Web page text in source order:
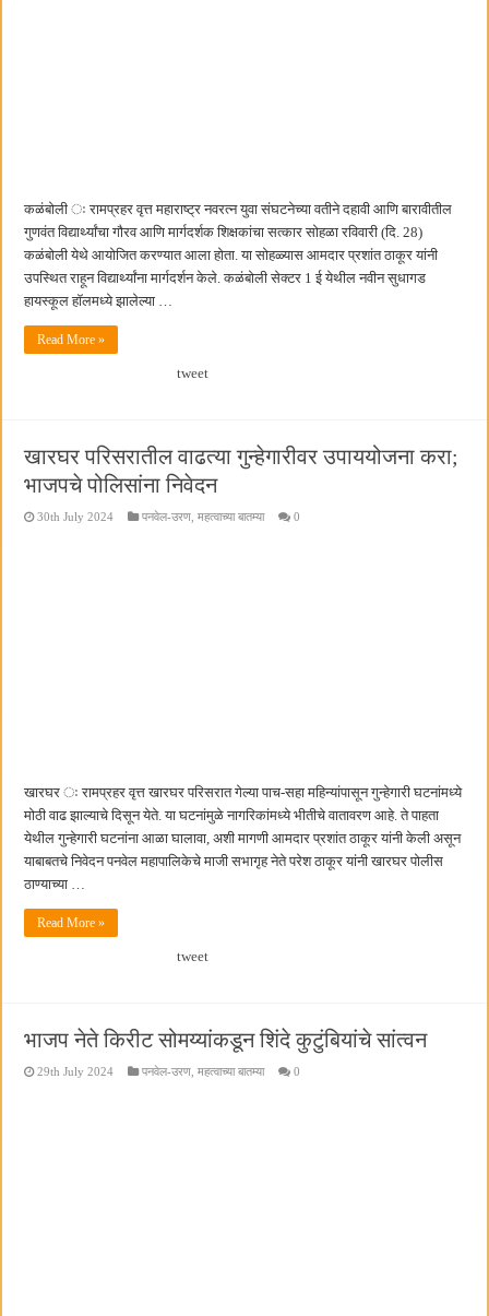
कळंबोली ः रामप्रहर वृत्त महाराष्ट्र नवरत्न युवा संघटनेच्या वतीने दहावी आणि बारावीतील
गुणवंत विद्यार्थ्यांचा गौरव आणि मार्गदर्शक शिक्षकांचा सत्कार सोहळा रविवारी (दि. 28)
कळंबोली येथे आयोजित करण्यात आला होता. या सोहळ्यास आमदार प्रशांत ठाकूर यांनी
उपस्थित राहून विद्यार्थ्यांना मार्गदर्शन केले. कळंबोली सेक्टर 1 ई येथील नवीन सुधागड
हायस्कूल हॉलमध्ये झालेल्या …
Read More »
tweet
खारघर परिसरातील वाढत्या गुन्हेगारीवर उपाययोजना करा;
भाजपचे पोलिसांना निवेदन
30th July 2024 पनवेल-उरण,महत्वाच्या बातम्या 0
खारघर ः रामप्रहर वृत्त खारघर परिसरात गेल्या पाच-सहा महिन्यांपासून गुन्हेगारी घटनांमध्ये
मोठी वाढ झाल्याचे दिसून येते. या घटनांमुळे नागरिकांमध्ये भीतीचे वातावरण आहे. ते पाहता
येथील गुन्हेगारी घटनांना आळा घालावा, अशी मागणी आमदार प्रशांत ठाकूर यांनी केली असून
याबाबतचे निवेदन पनवेल महापालिकेचे माजी सभागृह नेते परेश ठाकूर यांनी खारघर पोलीस
ठाण्याच्या …
Read More »
tweet
भाजप नेते किरीट सोमय्यांकडून शिंदे कुटुंबियांचे सांत्वन
29th July 2024 पनवेल-उरण ,महत्वाच्या बातम्या 0